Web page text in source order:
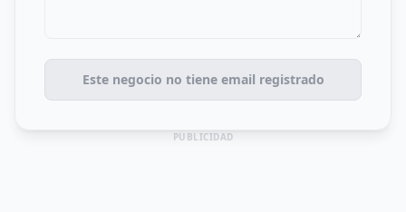
Este negocio no tiene email registrado
PUBLICIDAD